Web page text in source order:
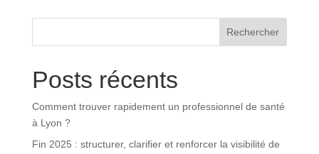
Rechercher
Posts récents
Comment trouver rapidement un professionnel de santé
à Lyon ?
Fin 2025 : structurer, clarifier et renforcer la visibilité de